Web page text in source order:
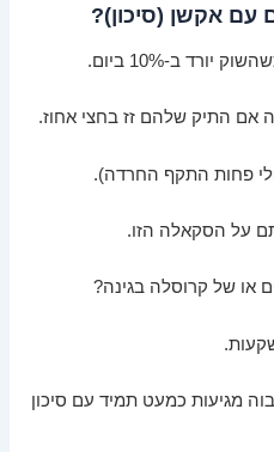
ב-10% ביום.
התיק שלהם זז בחצי אחוז.
פחות התקף החרדה).
על הסקאלה הזו.
או של קרוסלה בגינה?
מגיעות כמעט תמיד עם סיכון